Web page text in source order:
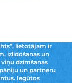
lietotājam ir
izlidošanas un
viņu dzimšanas
un partneru
Iegūtos